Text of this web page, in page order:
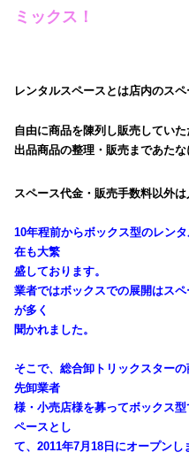
ミックス！
レンタルスペースとは店内のス
自由に商品を陳列し販売していた
出品商品の整理・販売まであた
スペース代金・販売手数料以外
10年程前からボックス型のレン
在も大繁
盛しております。
業者ではボックスでの展開はス
が多く
聞かれました。
そこで、総合卸トリックスター
先卸業者
様・小売店様を募ってボックス
ペースとし
て、2011年7月18日にオープンし